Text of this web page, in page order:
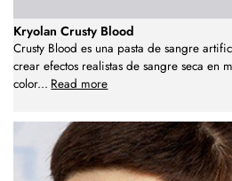
Kryolan Crusty Blood
Crusty Blood es una pasta de sangre
crear efectos realistas de sangre seca en
color... Read more